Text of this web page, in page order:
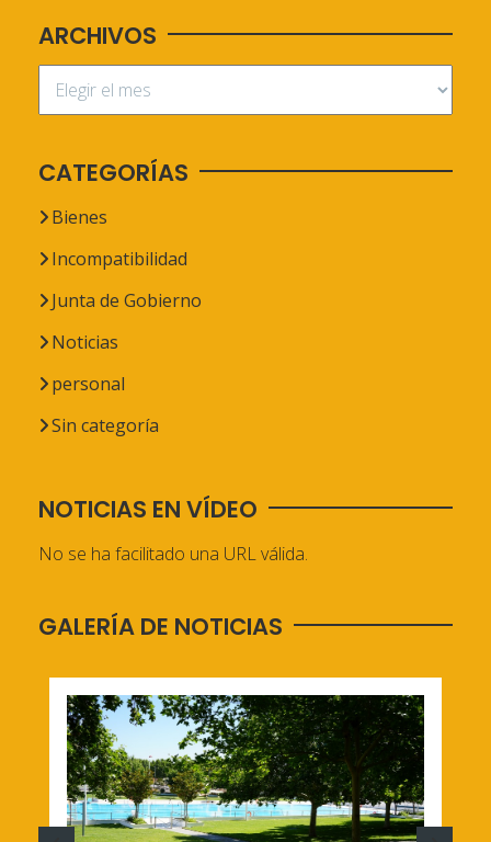
ARCHIVOS
CATEGORÍAS
Bienes
Incompatibilidad
Junta de Gobierno
Noticias
personal
Sin categoría
NOTICIAS EN VÍDEO
No se ha facilitado una URL válida.
GALERÍA DE NOTICIAS